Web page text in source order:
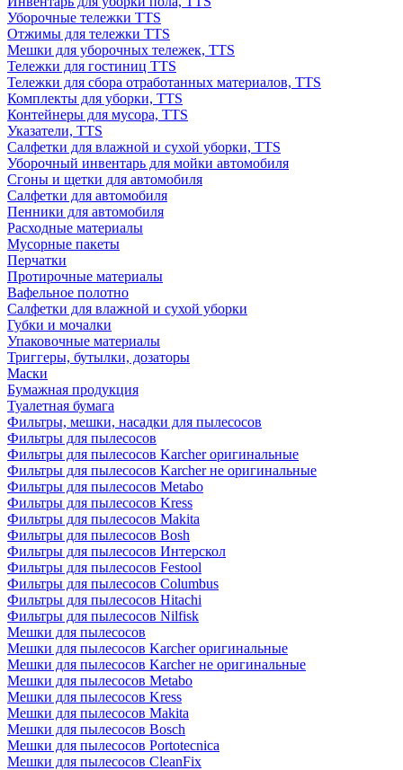
Уборочные тележки TTS
Отжимы для тележки TTS
Мешки для уборочных тележек, TTS
Тележки для гостиниц TTS
Тележки для сбора отработанных материалов, TTS
Комплекты для уборки, TTS
Контейнеры для мусора, TTS
Указатели, TTS
Салфетки для влажной и сухой уборки, TTS
Уборочный инвентарь для мойки автомобиля
Сгоны и щетки для автомобиля
Салфетки для автомобиля
Пенники для автомобиля
Расходные материалы
Мусорные пакеты
Перчатки
Протирочные материалы
Вафельное полотно
Салфетки для влажной и сухой уборки
Губки и мочалки
Упаковочные материалы
Триггеры, бутылки, дозаторы
Маски
Бумажная продукция
Туалетная бумага
Фильтры, мешки, насадки для пылесосов
Фильтры для пылесосов
Фильтры для пылесосов Karcher оригинальные
Фильтры для пылесосов Karcher не оригинальные
Фильтры для пылесосов Metabo
Фильтры для пылесосов Kress
Фильтры для пылесосов Makita
Фильтры для пылесосов Bosh
Фильтры для пылесосов Интерскол
Фильтры для пылесосов Festool
Фильтры для пылесосов Columbus
Фильтры для пылесосов Hitachi
Фильтры для пылесосов Nilfisk
Мешки для пылесосов
Мешки для пылесосов Karcher оригинальные
Мешки для пылесосов Karcher не оригинальные
Мешки для пылесосов Metabo
Мешки для пылесосов Kress
Мешки для пылесосов Makita
Мешки для пылесосов Bosch
Мешки для пылесосов Portotecnica
Мешки для пылесосов CleanFix